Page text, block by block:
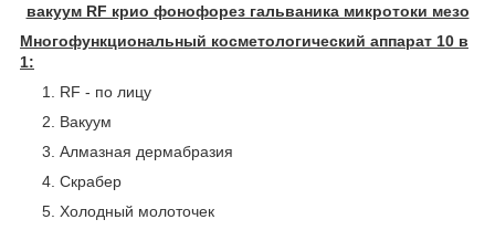
вакуум RF крио фонофорез гальваника микротоки мезо
Многофункциональный косметологический аппарат 10 в
1:
RF - по лицу
Вакуум
Алмазная дермабразия
Скрабер
Холодный молоточек